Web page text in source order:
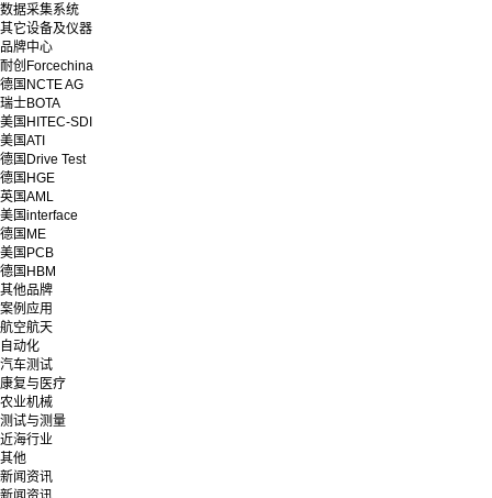
数据采集系统
其它设备及仪器
品牌中心
耐创Forcechina
德国NCTE AG
瑞士BOTA
美国HITEC-SDI
美国ATI
德国Drive Test
德国HGE
英国AML
美国interface
德国ME
美国PCB
德国HBM
其他品牌
案例应用
航空航天
自动化
汽车测试
康复与医疗
农业机械
测试与测量
近海行业
其他
新闻资讯